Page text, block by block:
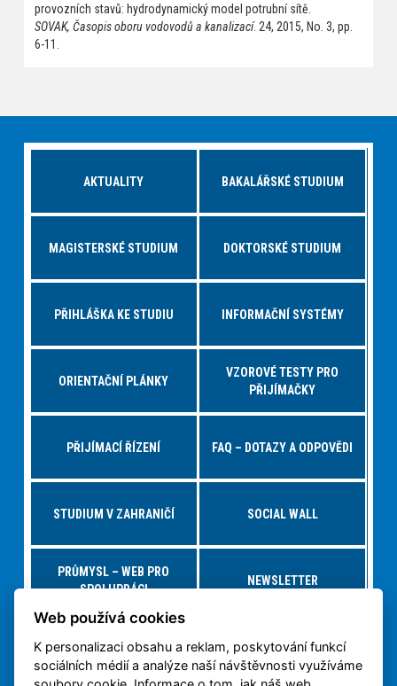
provozních stavů: hydrodynamický model potrubní sítě.
SOVAK, Časopis oboru vodovodů a kanalizací. 24, 2015, No. 3, pp.
6-11.
AKTUALITY BAKALÁŘSKÉ STUDIUM
MAGISTERSKÉ STUDIUM DOKTORSKÉ STUDIUM
PŘIHLÁŠKA KE STUDIU INFORMAČNÍ SYSTÉMY
ORIENTAČNÍ PLÁNKY
VZOROVÉ TESTY PRO
PŘIJÍMAČKY
PŘIJÍMACÍ ŘÍZENÍ FAQ – DOTAZY A ODPOVĚDI
STUDIUM V ZAHRANIČÍ SOCIAL WALL
PRŮMYSL – WEB PRO
SPOLUPRÁCI
NEWSLETTER
NABÍDKY PRÁCE – JOBS FS VIRTUÁLNÍ PROHLÍDKA
Web používá cookies
K personalizaci obsahu a reklam, poskytování funkcí
sociálních médií a analýze naší návštěvnosti využíváme